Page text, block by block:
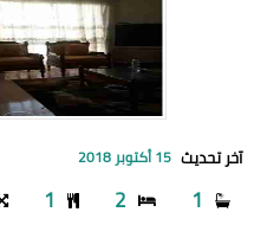
آخر تحديث 15 أكتوبر 2018
1
2
1